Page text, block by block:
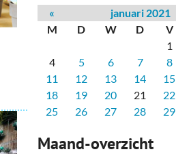
« januari 2021
M
D W D V
1
4
5 6 7 8
11
12 13 14 15
18
19 20 21 22
25
26 27 28 29
Maand-overzicht